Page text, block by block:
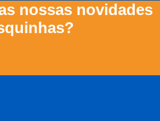
nossas novidades